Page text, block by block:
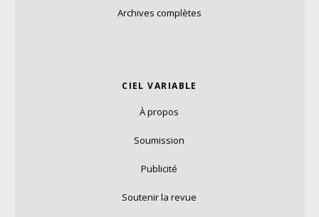
Archives complètes
CIEL VARIABLE
À propos
Soumission
Publicité
Soutenir la revue